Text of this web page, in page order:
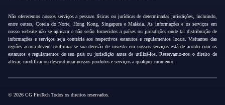
Não oferecemos nossos serviços a pessoas físicas ou jurídicas de determinadas jurisdições, incluindo,
entre outras, Coreia do Norte, Hong Kong, Singapura e Malásia. As informações e os serviços em
nosso website não se aplicam e não serão fornecidos a países ou jurisdições onde tal distribuição de
informações e serviços seja contrária aos respectivos estatutos e regulamentos locais. Visitantes das
regiões acima devem confirmar se sua decisão de investir em nossos serviços está de acordo com os
estatutos e regulamentos de seu país ou jurisdição antes de utilizá-los. Reservamo-nos o direito de
alterar, modificar ou descontinuar nossos produtos e serviços a qualquer momento.
© 2026 CG FinTech Todos os direitos reservados.